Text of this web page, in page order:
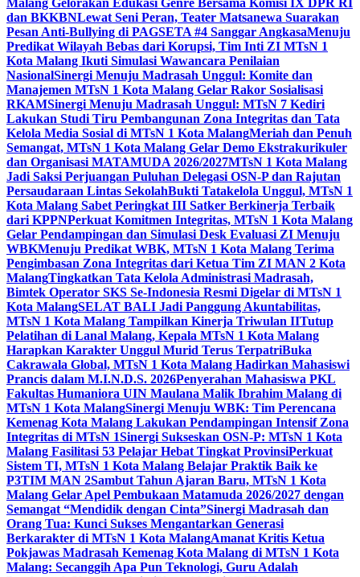
Malang Gelorakan Edukasi Genre Bersama Komisi IX DPR RI
dan BKKBNLewat Seni Peran, Teater Matsanewa Suarakan
Pesan Anti-Bullying di PAGSETA #4 Sanggar AngkasaMenuju
Predikat Wilayah Bebas dari Korupsi, Tim Inti ZI MTsN 1
Kota Malang Ikuti Simulasi Wawancara Penilaian
NasionalSinergi Menuju Madrasah Unggul: Komite dan
Manajemen MTsN 1 Kota Malang Gelar Rakor Sosialisasi
RKAMSinergi Menuju Madrasah Unggul: MTsN 7 Kediri
Lakukan Studi Tiru Pembangunan Zona Integritas dan Tata
Kelola Media Sosial di MTsN 1 Kota MalangMeriah dan Penuh
Semangat, MTsN 1 Kota Malang Gelar Demo Ekstrakurikuler
dan Organisasi MATAMUDA 2026/2027MTsN 1 Kota Malang
Jadi Saksi Perjuangan Puluhan Delegasi OSN-P dan Rajutan
Persaudaraan Lintas SekolahBukti Tatakelola Unggul, MTsN 1
Kota Malang Sabet Peringkat III Satker Berkinerja Terbaik
dari KPPNPerkuat Komitmen Integritas, MTsN 1 Kota Malang
Gelar Pendampingan dan Simulasi Desk Evaluasi ZI Menuju
WBKMenuju Predikat WBK, MTsN 1 Kota Malang Terima
Pengimbasan Zona Integritas dari Ketua Tim ZI MAN 2 Kota
MalangTingkatkan Tata Kelola Administrasi Madrasah,
Bimtek Operator SKS Se-Indonesia Resmi Digelar di MTsN 1
Kota MalangSELAT BALI Jadi Panggung Akuntabilitas,
MTsN 1 Kota Malang Tampilkan Kinerja Triwulan IITutup
Pelatihan di Lanal Malang, Kepala MTsN 1 Kota Malang
Harapkan Karakter Unggul Murid Terus TerpatriBuka
Cakrawala Global, MTsN 1 Kota Malang Hadirkan Mahasiswi
Prancis dalam M.I.N.D.S. 2026Penyerahan Mahasiswa PKL
Fakultas Humaniora UIN Maulana Malik Ibrahim Malang di
MTsN 1 Kota MalangSinergi Menuju WBK: Tim Perencana
Kemenag Kota Malang Lakukan Pendampingan Intensif Zona
Integritas di MTsN 1Sinergi Sukseskan OSN-P: MTsN 1 Kota
Malang Fasilitasi 53 Pelajar Hebat Tingkat ProvinsiPerkuat
Sistem TI, MTsN 1 Kota Malang Belajar Praktik Baik ke
P3TIM MAN 2Sambut Tahun Ajaran Baru, MTsN 1 Kota
Malang Gelar Apel Pembukaan Matamuda 2026/2027 dengan
Semangat “Mendidik dengan Cinta”Sinergi Madrasah dan
Orang Tua: Kunci Sukses Mengantarkan Generasi
Berkarakter di MTsN 1 Kota MalangAmanat Kritis Ketua
Pokjawas Madrasah Kemenag Kota Malang di MTsN 1 Kota
Malang: Secanggih Apa Pun Teknologi, Guru Adalah